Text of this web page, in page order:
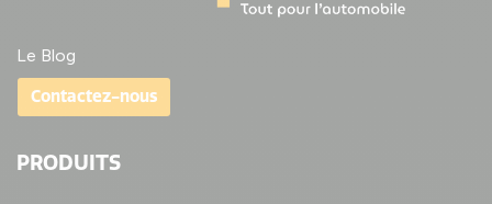
Le Blog
Contactez-nous
PRODUITS